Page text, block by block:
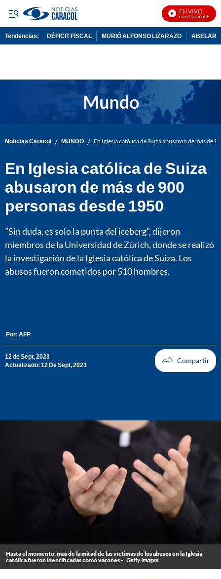
EN VIVO
Noticias Caracol En Vivo
Tendencias: DÉFICIT FISCAL MURIÓ ALFONSO LIZARAZO
Noticias Caracol / MUNDO / En Iglesia católica de Suiza abusaron de más de
En Iglesia católica de Suiza
abusaron de más de 900
personas desde 1950
"Sin duda, es solo la punta del iceberg", dijeron
miembros de la Universidad de Zúrich, donde se realizó
la investigación de la Iglesia católica de Suiza. Los
abusos fueron cometidos por 510 hombres.
Por: AFP
12 de Sept, 2023
Actualizado: 12 De Sept, 2023
Hasta el momento, más de la mitad de las víctimas de los abusos en la Iglesia
católica fueron identificadas como varones - Getty Images